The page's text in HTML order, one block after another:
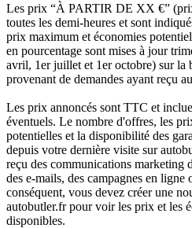
Les prix “À PARTIR DE XX €”
toutes les demi-heures et sont
prix maximum et économies
en pourcentage sont mises à jour
avril, 1er juillet et 1er octobre) sur la
provenant de demandes ayant reçu
Les prix annoncés sont TTC et
éventuels. Le nombre d'offres, les
potentielles et la disponibilité des
depuis votre dernière visite sur
reçu des communications marketing
des e-mails, des campagnes en ligne
conséquent, vous devez créer une
autobutler.fr pour voir les prix et les
disponibles.